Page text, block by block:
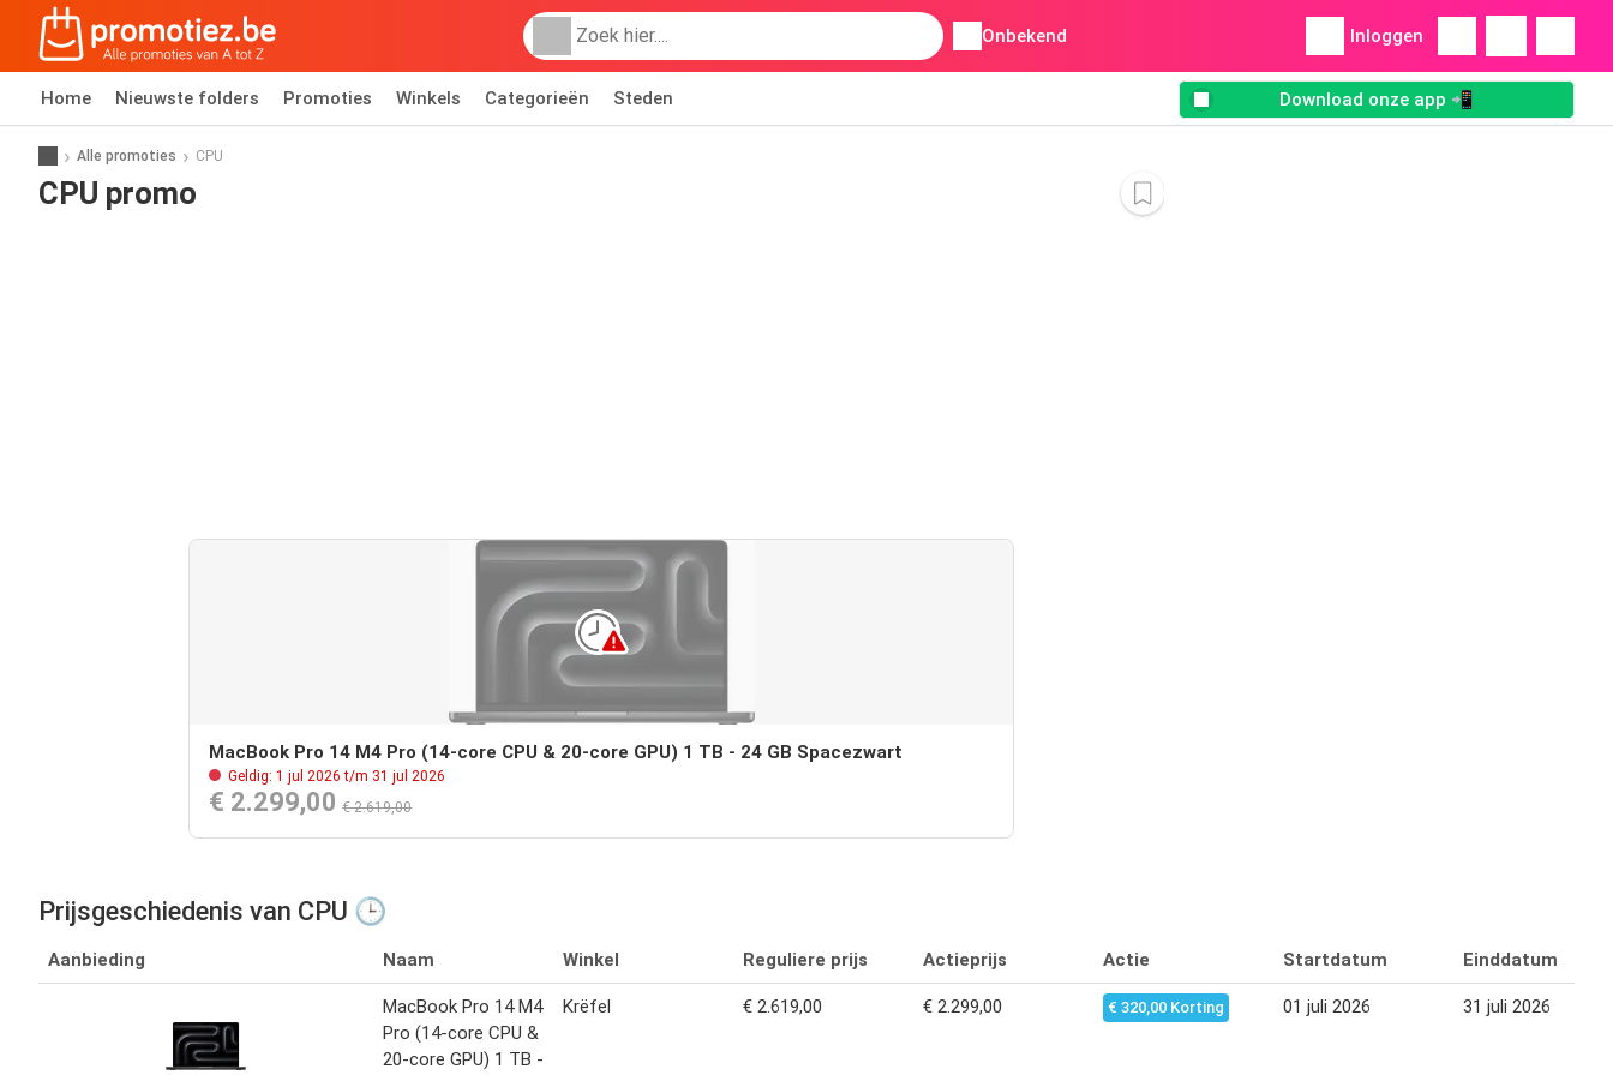
Onbekend Inloggen
Home Nieuwste folders Promoties Winkels Categorieën Steden Download onze app 📲
Alle promoties CPU
CPU promo
MacBook Pro 14 M4 Pro (14-core CPU & 20-core GPU) 1 TB - 24 GB Spacezwart
Geldig: 1 jul 2026 t/m 31 jul 2026
€ 2.299,00 € 2.619,00
Prijsgeschiedenis van CPU 🕒
Aanbieding Naam Winkel Reguliere prijs Actieprijs Actie Startdatum Einddatum
MacBook Pro 14 M4
Pro (14-core CPU &
20-core GPU) 1 TB -
Krëfel € 2.619,00 € 2.299,00 € 320,00 Korting 01 juli 2026 31 juli 2026